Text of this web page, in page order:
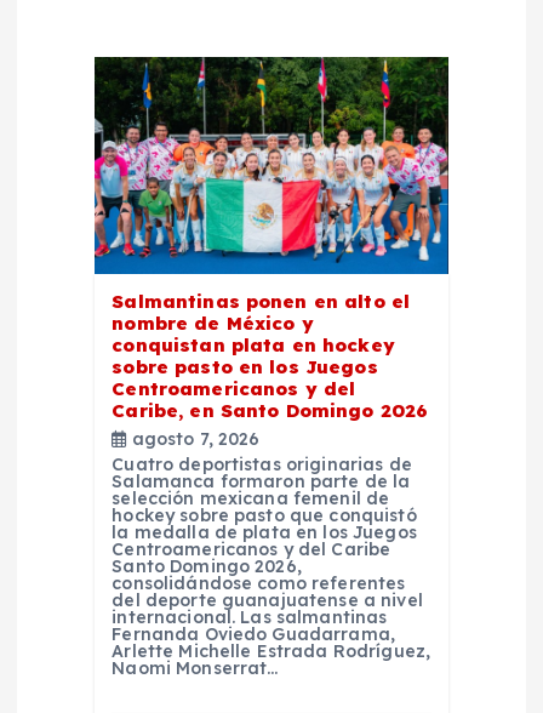
Salmantinas ponen en alto el
nombre de México y
conquistan plata en hockey
sobre pasto en los Juegos
Centroamericanos y del
Caribe, en Santo Domingo 2026
agosto 7, 2026
Cuatro deportistas originarias de
Salamanca formaron parte de la
selección mexicana femenil de
hockey sobre pasto que conquistó
la medalla de plata en los Juegos
Centroamericanos y del Caribe
Santo Domingo 2026,
consolidándose como referentes
del deporte guanajuatense a nivel
internacional. Las salmantinas
Fernanda Oviedo Guadarrama,
Arlette Michelle Estrada Rodríguez,
Naomi Monserrat…